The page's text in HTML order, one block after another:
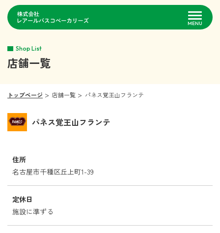
MENU
企業情報
お問い合わせ
Shop List
店舗一覧
トップページ 店舗一覧 パネス覚王山フランテ
パネス覚王山フランテ
住所
名古屋市千種区丘上町1-39
定休日
施設に準ずる